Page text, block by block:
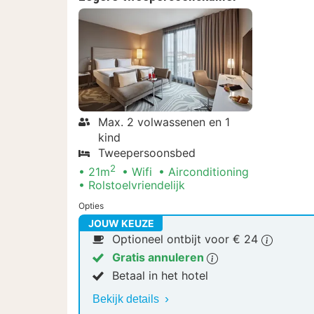
Max. 2 volwassenen en 1
kind
Tweepersoonsbed
21m2 Wifi
Airconditioning
Rolstoelvriendelijk
Opties
JOUW KEUZE
Optioneel ontbijt voor € 24
Gratis annuleren
Betaal in het hotel
Bekijk details